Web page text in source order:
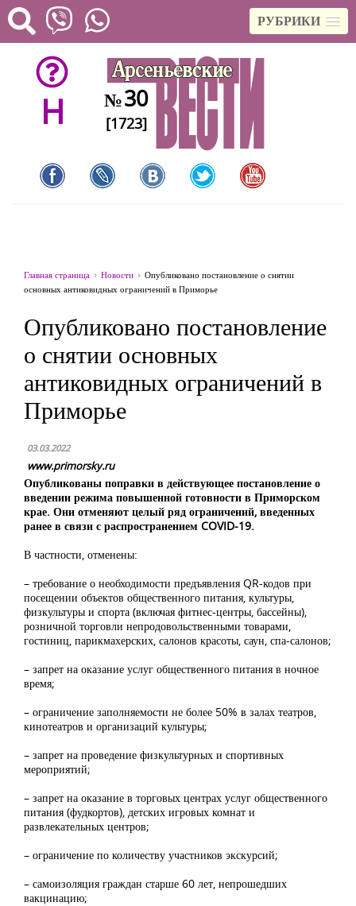
РУБРИКИ
H №30
[1723]
Главная страница Новости
Опубликовано постановление о снятии
основных антиковидных ограничений в Приморье
Опубликовано постановление
о снятии основных
антиковидных ограничений в
Приморье
03.03.2022
www.primorsky.ru
Опубликованы поправки в действующее постановление о
введении режима повышенной готовности в Приморском
крае. Они отменяют целый ряд ограничений, введенных
ранее в связи с распространением COVID-19.
В частности, отменены:
– требование о необходимости предъявления QR-кодов при
посещении объектов общественного питания, культуры,
физкультуры и спорта (включая фитнес-центры, бассейны),
розничной торговли непродовольственными товарами,
гостиниц, парикмахерских, салонов красоты, саун, спа-салонов;
– запрет на оказание услуг общественного питания в ночное
время;
– ограничение заполняемости не более 50% в залах театров,
кинотеатров и организаций культуры;
– запрет на проведение физкультурных и спортивных
мероприятий;
– запрет на оказание в торговых центрах услуг общественного
питания (фудкортов), детских игровых комнат и
развлекательных центров;
– ограничение по количеству участников экскурсий;
– самоизоляция граждан старше 60 лет, непрошедших
вакцинацию;